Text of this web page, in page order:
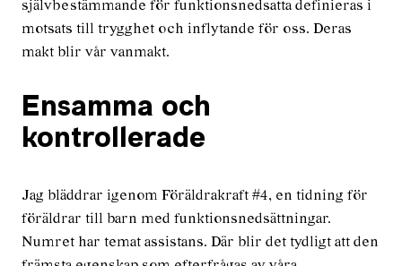
självbestämmande för funktionsnedsatta definieras i
motsats till trygghet och inflytande för oss. Deras
makt blir vår vanmakt.
Ensamma och
kontrollerade
Jag bläddrar igenom Föräldrakraft #4, en tidning för
föräldrar till barn med funktionsnedsättningar.
Numret har temat assistans. Där blir det tydligt att den